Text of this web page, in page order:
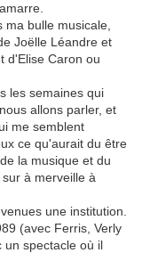
bulle musicale,
Joëlle Léandre et
d'Elise Caron ou
les semaines qui
allons parler, et
me semblent
ce qu'aurait du être
la musique et du
à merveille à
une institution.
(avec Ferris, Verly
un spectacle où il